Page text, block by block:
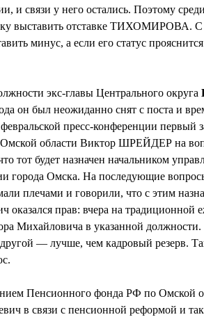
и связи у него остались. Поэтому
выставить отставке ТИХОМИРОВА.
минус, а если его статус
экс-главы Центрального округа
он был неожиданно снят с поста и
пресс-конференции первый
Омской области Виктор ШРЕЙДЕР на
тот будет назначен начальником
города Омска. На последующие
плечами и говорили, что с этим
прав: вчера на традиционной
Михайловича в указанной
— лучше, чем кадровый резерв.
Пенсионного фонда РФ по Омской
в связи с пенсионной реформой и